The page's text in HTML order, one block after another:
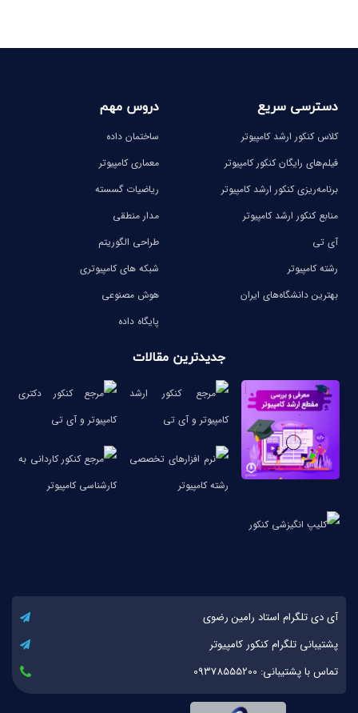
دسترسی سریع
کلاس کنکور ارشد کامپیوتر
فیلم‌های رایگان کنکور کامپیوتر
برنامه‌ریزی کنکور ارشد کامپیوتر
منابع کنکور ارشد کامپیوتر
آی تی
رشته کامپیوتر
بهترین دانشگاه‌های ایران
دروس مهم
ساختمان داده
معماری کامپیوتر
ریاضیات گسسته
مدار منطقی
طراحی الگوریتم
شبکه های کامپیوتری
هوش مصنوعی
پایگاه داده
جدیدترین مقالات
آی دی تلگرام استاد رامین رضوی
پشتیبانی تلگرام کنکور کامپیوتر
تماس با پشتیبانی: 09378555200